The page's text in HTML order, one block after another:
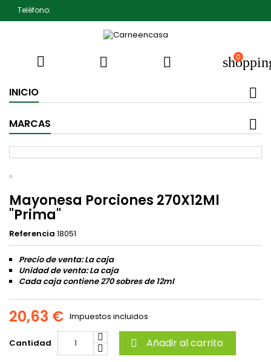
Teléfono:
   0
INICIO
MARCAS
Mayonesa Porciones 270X12Ml
"Prima"
Referencia 18051
Precio de venta: La caja
Unidad de venta: La caja
Cada caja contiene 270 sobres de 12ml
20,63 € Impuestos incluidos
Cantidad  Añadir al carrito